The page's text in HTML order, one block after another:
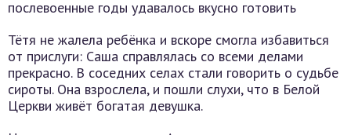
Тётя не жалела ребёнка и вскоре смогла избавиться
от прислуги: Саша справлялась со всеми делами
прекрасно. В соседних селах стали говорить о судьбе
сироты. Она взрослела, и пошли слухи, что в Белой
Церкви живёт богатая девушка.